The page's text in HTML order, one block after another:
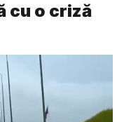
cu o criză